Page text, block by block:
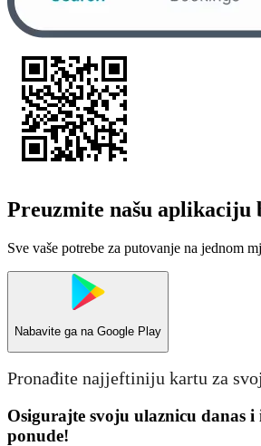
Preuzmite našu aplikaciju
Sve vaše potrebe za putovanje na jednom
Nabavite ga na Google Play
Pronađite najjeftiniju kartu za
Osigurajte svoju ulaznicu danas
ponude!